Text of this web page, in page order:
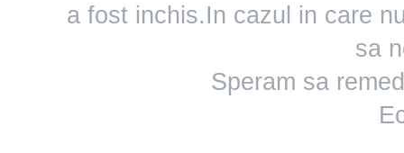
a fost inchis.In cazul in care
sa
Speram sa